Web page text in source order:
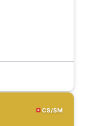
CS/SM